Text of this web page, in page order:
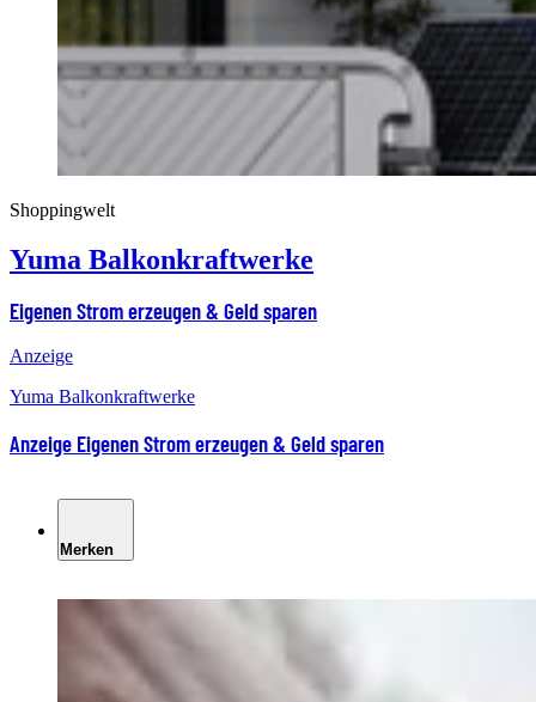
Shoppingwelt
Yuma Balkonkraftwerke
Eigenen Strom erzeugen & Geld sparen
Anzeige
Yuma Balkonkraftwerke
Anzeige Eigenen Strom erzeugen & Geld sparen
Merken